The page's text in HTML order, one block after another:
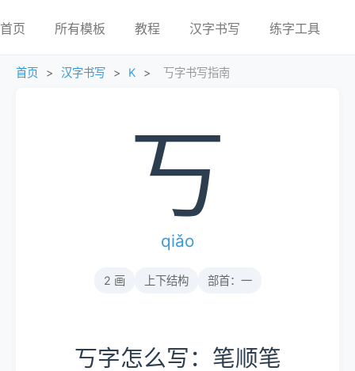
首页 所有模板 教程 汉字书写 练字工具
首页 > 汉字书写 > K > 丂字书写指南
丂
qiǎo
2 画 上下结构 部首：一
丂字怎么写：笔顺笔